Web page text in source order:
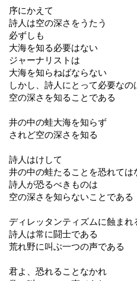
序にかえて
詩人は空の深さをうたう
必ずしも
大海を知る必要はない
ジャーナリストは
大海を知らねばならない
しかし、詩人にとって必要なの
空の深さを知ることである
井の中の蛙大海を知らず
されど空の深さを知る
詩人はけして
井の中の蛙たることを恐れては
詩人が恐るべきものは
空の深さを知らないことである
ディレッタンティズムに蝕まれ
詩人は常に闘士である
荒れ野に叫ぶ一つの声である
君よ、恐れることなかれ